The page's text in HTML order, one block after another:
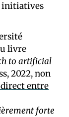
initiatives
livre
to artificial
2022, non
entre
forte